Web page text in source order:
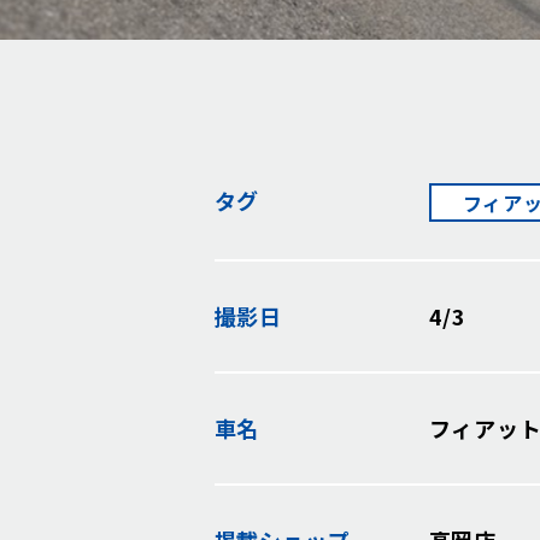
タグ フィア
撮影日 4/3
車名 フィアッ